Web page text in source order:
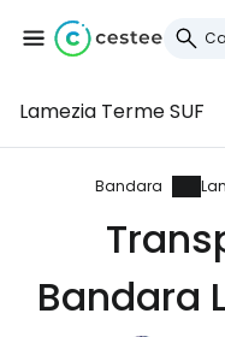
Lamezia Terme SUF
Bandara
Bandara
Masuk
... komunitas